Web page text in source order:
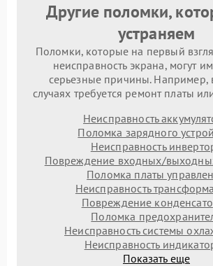
Другие поломки,
устраняем
Поломки, которые на первый
неисправность экрана, могут
серьезные причины. Например,
случаях требуется ремонт платы
Неисправность
Поломка зарядного
Неисправность
Повреждение входных/
Поломка платы
Неисправность
Повреждение
Поломка
Неисправность системы
Неисправность
Показать еще